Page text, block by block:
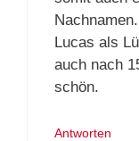
Nachnamen.
Lucas als
auch nach
schön.
Antworten